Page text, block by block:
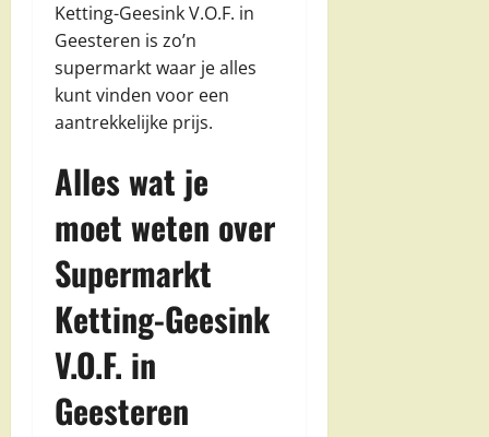
Ketting-Geesink V.O.F. in
Geesteren is zo’n
supermarkt waar je alles
kunt vinden voor een
aantrekkelijke prijs.
Alles wat je
moet weten over
Supermarkt
Ketting-Geesink
V.O.F. in
Geesteren